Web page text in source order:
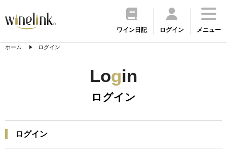
ワイン日記 ログイン メニュー
ホーム ログイン
Login
ログイン
ログイン